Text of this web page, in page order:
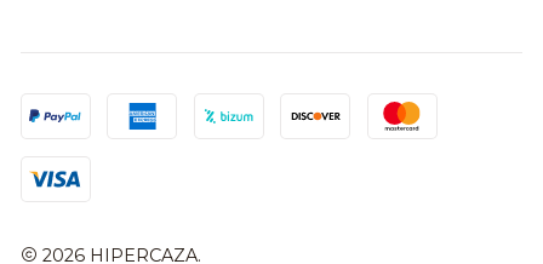
2026 HIPERCAZA.